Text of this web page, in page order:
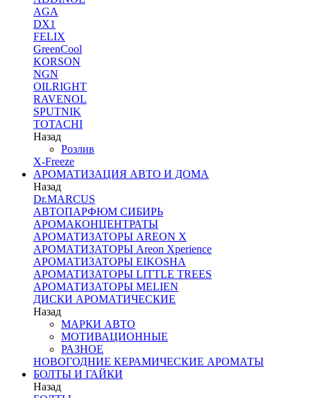
AGA
DX1
FELIX
GreenCool
KORSON
NGN
OILRIGHT
RAVENOL
SPUTNIK
TOTACHI
Назад
Розлив
X-Freeze
АРОМАТИЗАЦИЯ АВТО И ДОМА
Назад
Dr.MARCUS
АВТОПАРФЮМ СИБИРЬ
АРОМАКОНЦЕНТРАТЫ
АРОМАТИЗАТОРЫ AREON X
АРОМАТИЗАТОРЫ Areon Xperience
АРОМАТИЗАТОРЫ EIKOSHA
АРОМАТИЗАТОРЫ LITTLE TREES
АРОМАТИЗАТОРЫ MELIEN
ДИСКИ АРОМАТИЧЕСКИЕ
Назад
МАРКИ АВТО
МОТИВАЦИОННЫЕ
РАЗНОЕ
НОВОГОДНИЕ КЕРАМИЧЕСКИЕ АРОМАТЫ
БОЛТЫ И ГАЙКИ
Назад